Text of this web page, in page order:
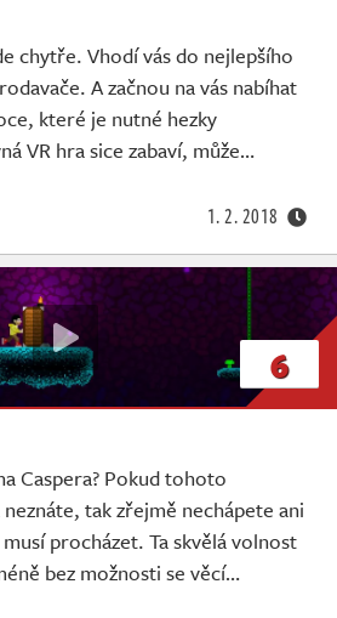
chytře. Vhodí vás do nejlepšího
A začnou na vás nabíhat
které je nutné hezky
VR hra sice zabaví, může…
1. 2. 2018
6
Caspera? Pokud tohoto
tak zřejmě nechápete ani
procházet. Ta skvělá volnost
bez možnosti se věcí…